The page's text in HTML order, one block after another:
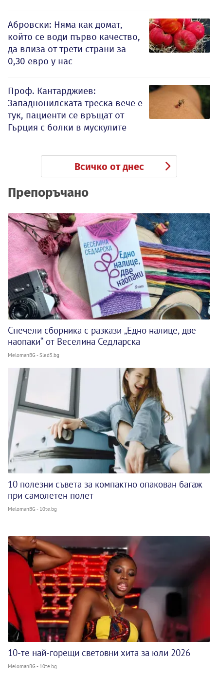
Абровски: Няма как домат,
който се води първо качество,
да влиза от трети страни за
0,30 евро у нас
Проф. Кантарджиев:
Западнонилската треска вече е
тук, пациенти се връщат от
Гърция с болки в мускулите
Всичко от днес
Препоръчано
Спечели сборника с разкази „Едно налице, две
наопаки“ от Веселина Седларска
MelomanBG - Sled5.bg
10 полезни съвета за компактно опакован багаж
при самолетен полет
MelomanBG - 10te.bg
10-те най-горещи световни хита за юли 2026
MelomanBG - 10te.bg